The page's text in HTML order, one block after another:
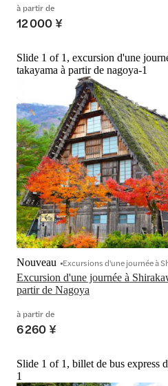
à partir de
12 000 ¥
Slide 1 of 1, excursion d'une
takayama à partir de nagoya-1
Excursion d'une journée à
partir de Nagoya
Nouveau Excursions d'une journée à
à partir de
6 260 ¥
Slide 1 of 1, billet de bus express
1